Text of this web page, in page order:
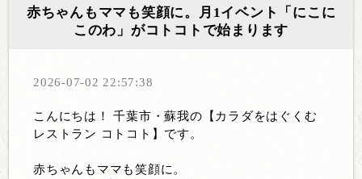
赤ちゃんもママも笑顔に。月1イベント「にこに
このわ」がコトコトで始まります
2026-07-02 22:57:38
こんにちは！ 千葉市・蘇我の【カラダをはぐくむ
レストラン コトコト】です。
赤ちゃんもママも笑顔に。